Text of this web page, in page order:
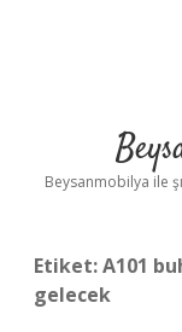
Beysanmobilya ile
Etiket:A101
gelecek